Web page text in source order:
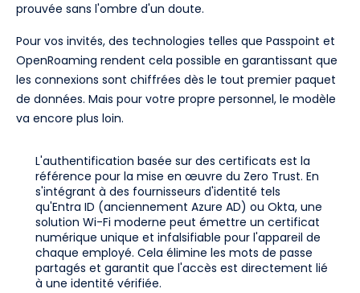
prouvée sans l'ombre d'un doute.
Pour vos invités, des technologies telles que Passpoint et
OpenRoaming rendent cela possible en garantissant que
les connexions sont chiffrées dès le tout premier paquet
de données. Mais pour votre propre personnel, le modèle
va encore plus loin.
L'authentification basée sur des certificats est la
référence pour la mise en œuvre du Zero Trust. En
s'intégrant à des fournisseurs d'identité tels
qu'Entra ID (anciennement Azure AD) ou Okta, une
solution Wi-Fi moderne peut émettre un certificat
numérique unique et infalsifiable pour l'appareil de
chaque employé. Cela élimine les mots de passe
partagés et garantit que l'accès est directement lié
à une identité vérifiée.